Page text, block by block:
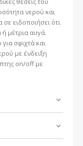
νερού και
ειδοποιήσει ότι
ή μέτρια αυγά.
σφιχτά και
με ένδειξη
on/off με